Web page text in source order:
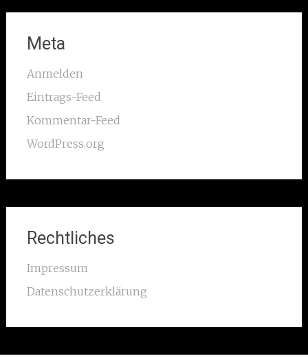
Meta
Anmelden
Eintrags-Feed
Kommentar-Feed
WordPress.org
Rechtliches
Impressum
Datenschutzerklärung